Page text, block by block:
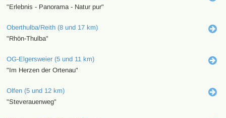
"Erlebnis - Panorama - Natur pur"
Oberthulba/Reith (8 und 17 km)
"Rhön-Thulba"
OG-Elgersweier (5 und 11 km)
"Im Herzen der Ortenau"
Olfen (5 und 12 km)
"Steverauenweg"